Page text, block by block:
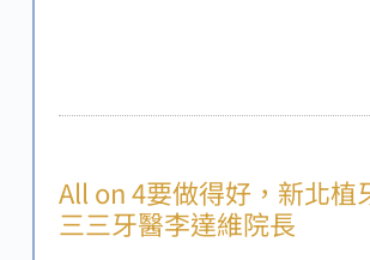
All on 4要做得好，新北植
三三牙醫李達維院長